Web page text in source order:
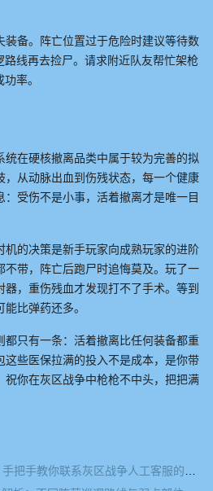
装备。阵亡位置过于危险时建议等待数
线再去捡尸。请求附近队友帮忙架枪
率。
统在硬核撤离品类中属于较为完善的拟
，从动脉出血到伤残状态，每一个健康
受伤不是小事，活着撤离才是唯一目
机的决策是新手玩家向成熟玩家的进阶
不带，阵亡后跑尸时追悔莫及。玩了一
，重伤残血才发现打不了手术。等到
比弹药还多。
都只有一条：活着撤离比任何装备都重
这些医保拉满的投入不是成本，是你带
祝你在灰区战争中枪枪不中头，把把满